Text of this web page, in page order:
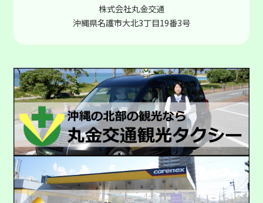
株式会社丸金交通
沖縄県名護市大北3丁目19番3号